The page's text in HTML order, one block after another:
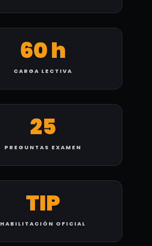
60 h
CARGA LECTIVA
25
PREGUNTAS EXAMEN
TIP
HABILITACIÓN OFICIAL